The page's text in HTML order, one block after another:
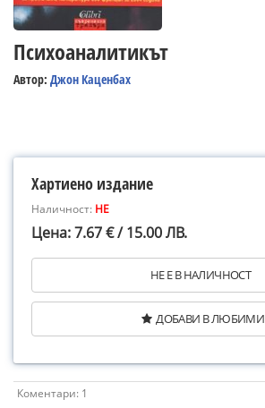
Психоаналитикът
Автор: Джон Каценбах
Хартиено издание
Наличност: НЕ
Цена: 7.67 € / 15.00 ЛВ.
НЕ Е В НАЛИЧНОСТ
ДОБАВИ В ЛЮБИМИ
Коментари: 1